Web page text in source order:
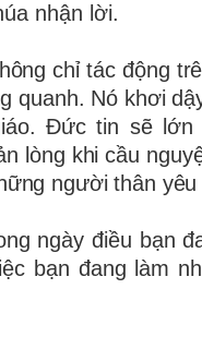
nhận lời.
chỉ tác động
quanh. Nó khơi
Đức tin sẽ lớn
lòng khi cầu
người thân yêu
ngày điều bạn
bạn đang làm